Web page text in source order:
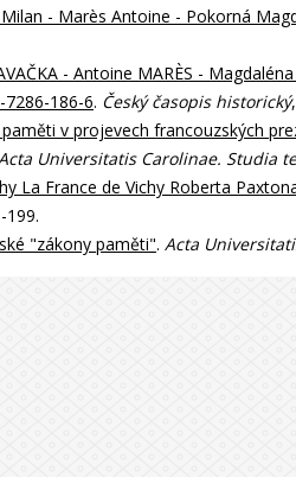
- Marès Antoine - Pokorná
- Antoine MARÈS -
7286-186-6. Český časopis historický
paměti v projevech francouzských
Universitatis Carolinae. Studia
La France de Vichy Roberta
199.
"zákony paměti". Acta